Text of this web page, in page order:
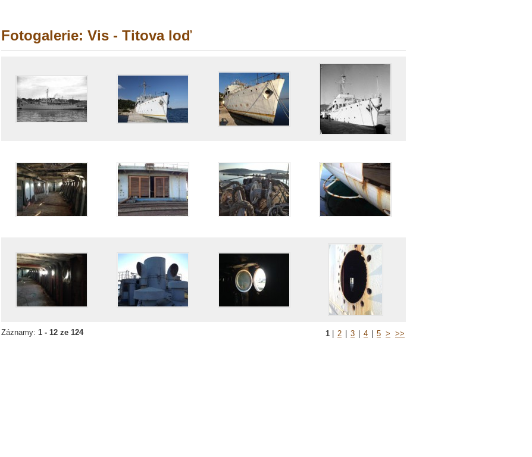
Fotogalerie: Vis - Titova loď
Záznamy: 1 - 12 ze 124 1 2 3 4 5 > >>